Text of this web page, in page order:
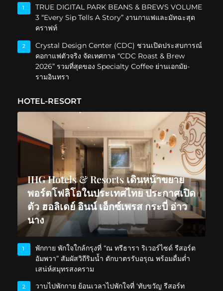
1
TRUE DIGITAL PARK BEANS & BREWS VOLUME
3 “Every Sip Tells A Story” งานกาแฟและมัทฉะสุด
คราฟท์
2
Crystal Design Center (CDC) ชวนเปิดประสบการณ์
คอกาแฟตัวจริง จัดเทศกาล “CDC Roast & Brew
2026” รวมที่สุดของ Specialty Coffee ย่านเอกมัย-
รามอินทรา
HOTEL-RESORT
IHG Hotels & Resorts เดินหน้าขยาย
พอร์ตโฟลิโอในประเทศไทย ประกาศเปิด
ตัว ฮอลิเดย์ อินน์ เอ็กซ์เพรส กระบี่ อ่าว
นาง
1
พักกาย พักใจใกล้กรุงที่ “ณ ทรีธารา ริเวอร์ไซด์ รีสอร์ต
อัมพวา” สัมผัสวิถีริมน้ำ ตักบาตรรับอรุณ พร้อมดื่มด่ำ
เสน่ห์สมุทรสงคราม
2
วาบไปพักกาย ย้อนเวลาไปพักใจที่ ‘ทับขวัญ รีสอร์ท